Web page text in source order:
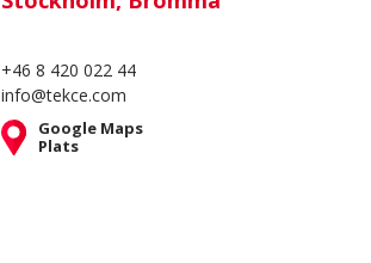
+46 8 420 022 44
info@tekce.com
Google Maps
Plats